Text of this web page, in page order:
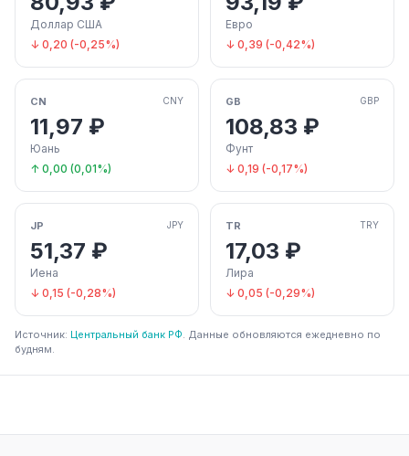
Доллар США
↓ 0,20 (-0,25%)
Евро
↓ 0,39 (-0,42%)
CN CNY
11,97 ₽
Юань
↑ 0,00 (0,01%)
GB GBP
108,83 ₽
Фунт
↓ 0,19 (-0,17%)
JP JPY
51,37 ₽
Иена
↓ 0,15 (-0,28%)
TR TRY
17,03 ₽
Лира
↓ 0,05 (-0,29%)
Источник: Центральный банк РФ. Данные обновляются ежедневно по
будням.